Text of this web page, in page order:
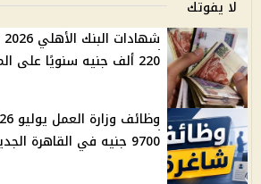
لا يفوتك
220 ألف جنيه سنويًا على المليون جنيه
9700 جنيه في القاهرة الجديدة